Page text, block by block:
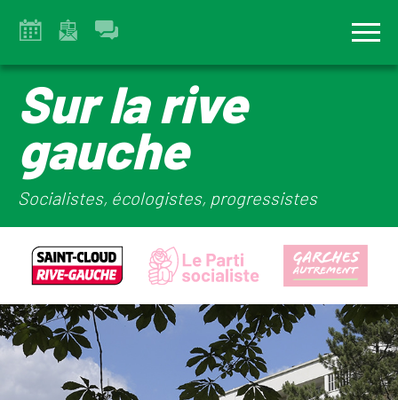
Sur la rive
gauche
Socialistes, écologistes, progressistes